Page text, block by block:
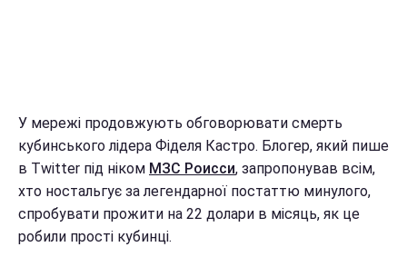
У мережі продовжують обговорювати смерть
кубинського лідера Фіделя Кастро. Блогер, який пише
в Twitter під ніком МЗС Роисси, запропонував всім,
хто ностальгує за легендарної постаттю минулого,
спробувати прожити на 22 долари в місяць, як це
робили прості кубинці.